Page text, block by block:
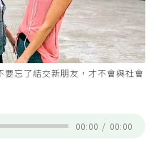
忘了結交新朋友，才不會與社會
00:00 / 00:00